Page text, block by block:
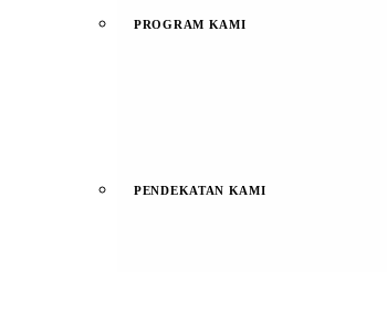
PROGRAM KAMI
PENDEKATAN KAMI